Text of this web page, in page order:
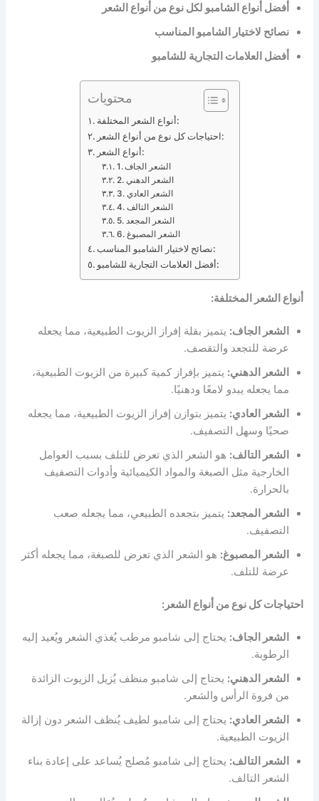
أفضل أنواع الشامبو لكل نوع من أنواع الشعر
نصائح لاختيار الشامبو المناسب
أفضل العلامات التجارية للشامبو
محتويات
أنواع الشعر المختلفة:
احتياجات كل نوع من أنواع الشعر:
أنواع الشعر:
1. الشعر الجاف
2. الشعر الدهني
3. الشعر العادي
4. الشعر التالف
5. الشعر المجعد
6. الشعر المصبوغ
نصائح لاختيار الشامبو المناسب:
أفضل العلامات التجارية للشامبو:
أنواع الشعر المختلفة:
الشعر الجاف: يتميز بقلة إفراز الزيوت الطبيعية، مما يجعله
عرضة للتجعد والتقصف.
الشعر الدهني: يتميز بإفراز كمية كبيرة من الزيوت الطبيعية،
مما يجعله يبدو لامعًا ودهنيًا.
الشعر العادي: يتميز بتوازن إفراز الزيوت الطبيعية، مما يجعله
صحيًا وسهل التصفيف.
الشعر التالف: هو الشعر الذي تعرض للتلف بسبب العوامل
الخارجية مثل الصبغة والمواد الكيميائية وأدوات التصفيف
بالحرارة.
الشعر المجعد: يتميز بتجعده الطبيعي، مما يجعله صعب
التصفيف.
الشعر المصبوغ: هو الشعر الذي تعرض للصبغة، مما يجعله أكثر
عرضة للتلف.
احتياجات كل نوع من أنواع الشعر:
الشعر الجاف: يحتاج إلى شامبو مرطب يُغذي الشعر ويُعيد إليه
الرطوبة.
الشعر الدهني: يحتاج إلى شامبو منظف يُزيل الزيوت الزائدة
من فروة الرأس والشعر.
الشعر العادي: يحتاج إلى شامبو لطيف يُنظف الشعر دون إزالة
الزيوت الطبيعية.
الشعر التالف: يحتاج إلى شامبو مُصلح يُساعد على إعادة بناء
الشعر التالف.